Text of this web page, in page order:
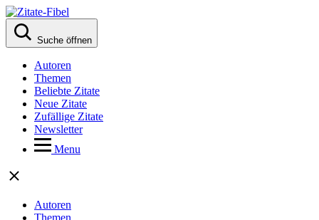
Suche öffnen
Autoren
Themen
Beliebte Zitate
Neue Zitate
Zufällige Zitate
Newsletter
Menu
Autoren
Themen